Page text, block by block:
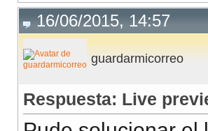
16/06/2015, 14:57
guardarmicorreo
Respuesta: Live